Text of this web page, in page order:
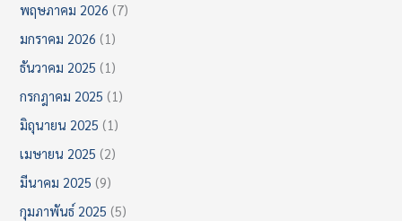
พฤษภาคม 2026 (7)
มกราคม 2026 (1)
ธันวาคม 2025 (1)
กรกฎาคม 2025 (1)
มิถุนายน 2025 (1)
เมษายน 2025 (2)
มีนาคม 2025 (9)
กุมภาพันธ์ 2025 (5)